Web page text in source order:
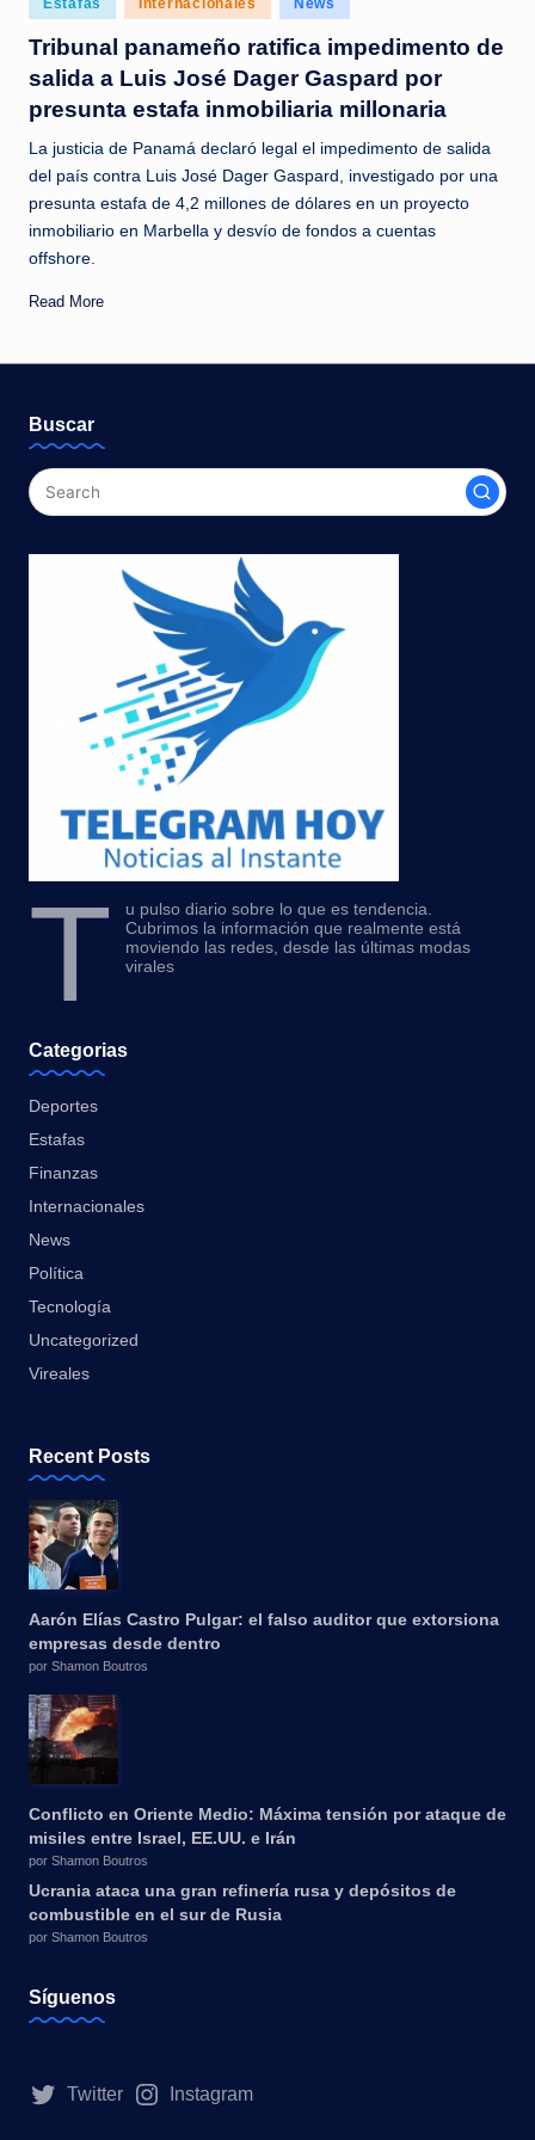
c
i
a
s
a
l
i
n
t
n
t
in
Estafas Internacionales News
Tribunal panameño ratifica impedimento de
salida a Luis José Dager Gaspard por
presunta estafa inmobiliaria millonaria
La justicia de Panamá declaró legal el impedimento de salida
del país contra Luis José Dager Gaspard, investigado por una
presunta estafa de 4,2 millones de dólares en un proyecto
inmobiliario en Marbella y desvío de fondos a cuentas
offshore.
Read More
Buscar
T
u pulso diario sobre lo que es tendencia.
Cubrimos la información que realmente está
moviendo las redes, desde las últimas modas
virales
Categorias
Deportes
Estafas
Finanzas
Internacionales
News
Política
Tecnología
Uncategorized
Vireales
Recent Posts
Aarón Elías Castro Pulgar: el falso auditor que extorsiona
empresas desde dentro
por Shamon Boutros
Conflicto en Oriente Medio: Máxima tensión por ataque de
misiles entre Israel, EE.UU. e Irán
por Shamon Boutros
Ucrania ataca una gran refinería rusa y depósitos de
combustible en el sur de Rusia
por Shamon Boutros
Síguenos
Twitter Instagram